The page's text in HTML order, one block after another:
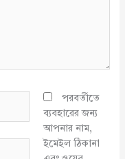
পরবর্তীতে
ব্যবহারের জন্য
আপনার নাম,
ইমেইল ঠিকানা